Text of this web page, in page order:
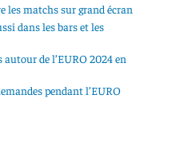
les matchs sur grand écran
dans les bars et les
de l’EURO 2024 en
pendant l’EURO